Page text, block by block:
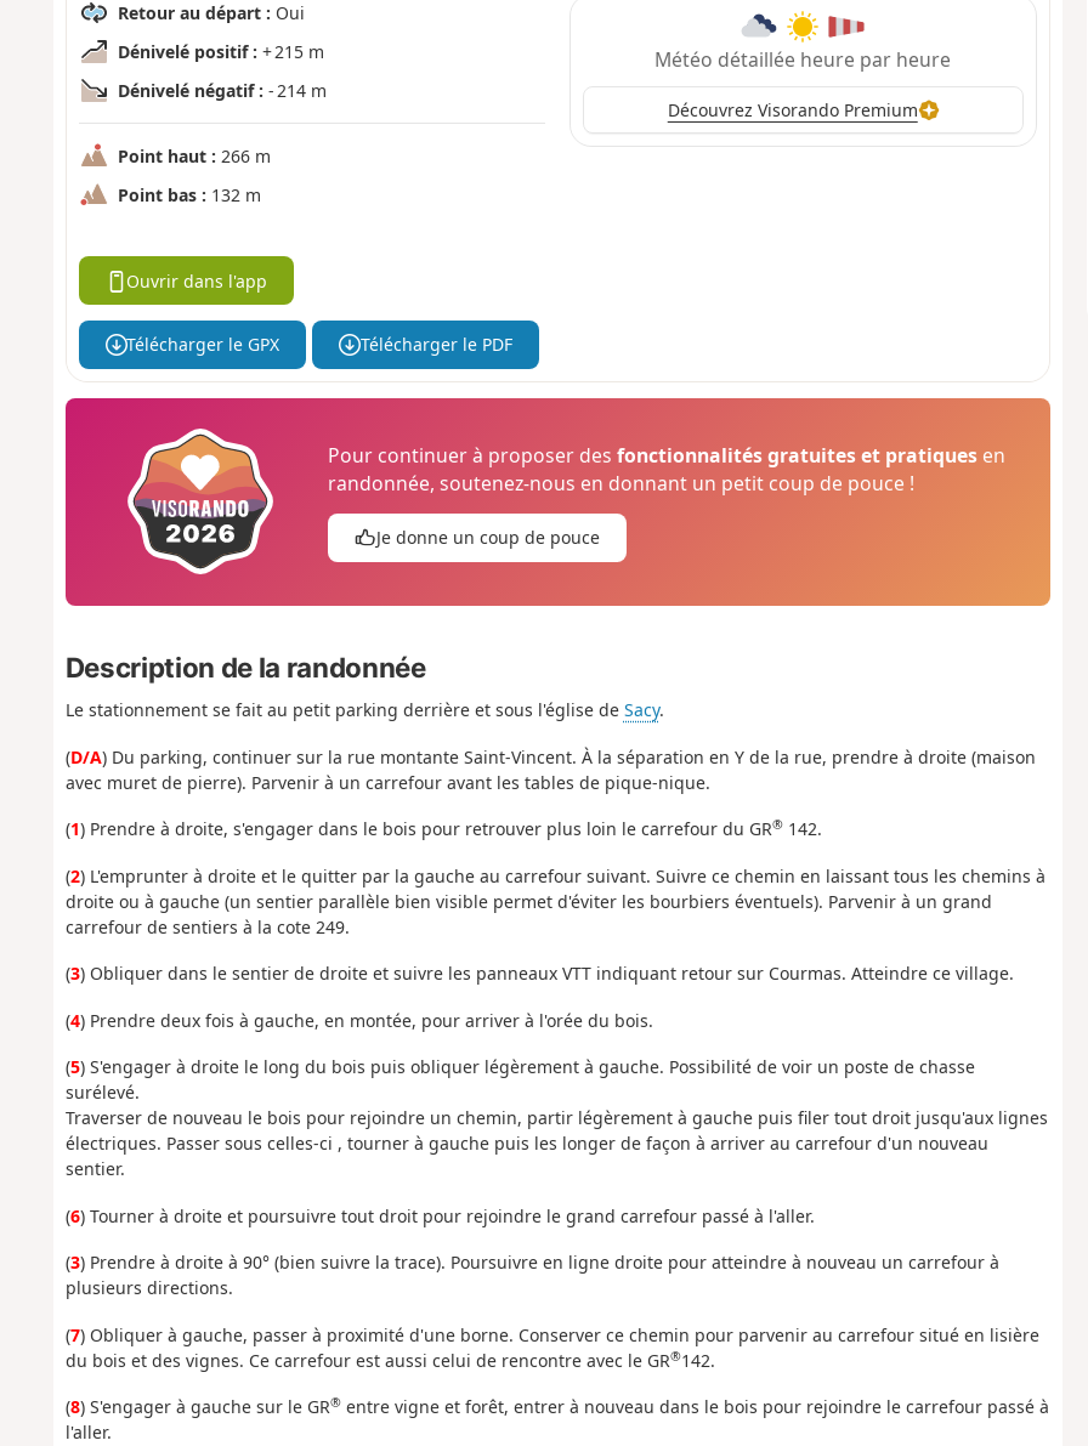
Retour au départ : Oui
Dénivelé positif : + 215 m
Dénivelé négatif : - 214 m
Point haut : 266 m
Point bas : 132 m
Météo détaillée heure par heure
Découvrez Visorando Premium
Ouvrir dans l'app
Télécharger le GPX Télécharger le PDF
Pour continuer à proposer desfonctionnalités gratuites et pratiques en
randonnée, soutenez-nous en donnant un petit coup de pouce !
Je donne un coup de pouce
Description de la randonnée
Le stationnement se fait au petit parking derrière et sous l'église de Sacy.
(D/A) Du parking, continuer sur la rue montante Saint-Vincent. À la séparation en Y de la rue, prendre à droite (maison
avec muret de pierre). Parvenir à un carrefour avant les tables de pique-nique.
(1) Prendre à droite, s'engager dans le bois pour retrouver plus loin le carrefour du GR®142.
(2) L'emprunter à droite et le quitter par la gauche au carrefour suivant. Suivre ce chemin en laissant tous les chemins à
droite ou à gauche (un sentier parallèle bien visible permet d'éviter les bourbiers éventuels). Parvenir à un grand
carrefour de sentiers à la cote 249.
(3) Obliquer dans le sentier de droite et suivre les panneaux VTT indiquant retour sur Courmas. Atteindre ce village.
(4) Prendre deux fois à gauche, en montée, pour arriver à l'orée du bois.
(5) S'engager à droite le long du bois puis obliquer légèrement à gauche. Possibilité de voir un poste de chasse
surélevé.
Traverser de nouveau le bois pour rejoindre un chemin, partir légèrement à gauche puis filer tout droit jusqu'aux lignes
électriques. Passer sous celles-ci , tourner à gauche puis les longer de façon à arriver au carrefour d'un nouveau
sentier.
(6) Tourner à droite et poursuivre tout droit pour rejoindre le grand carrefour passé à l'aller.
(3) Prendre à droite à 90° (bien suivre la trace). Poursuivre en ligne droite pour atteindre à nouveau un carrefour à
plusieurs directions.
(7) Obliquer à gauche, passer à proximité d'une borne. Conserver ce chemin pour parvenir au carrefour situé en lisière
du bois et des vignes. Ce carrefour est aussi celui de rencontre avec le GR®142.
(8) S'engager à gauche sur le GR®entre vigne et forêt, entrer à nouveau dans le bois pour rejoindre le carrefour passé à
l'aller.